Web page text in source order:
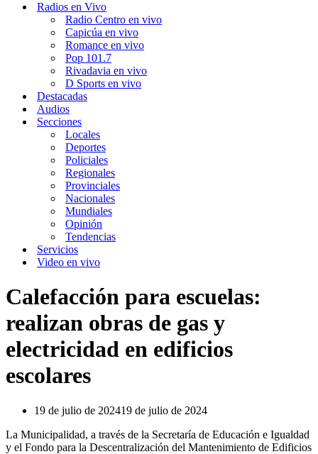
Radios en Vivo
Radio Centro en vivo
Capicúa en vivo
Romance en vivo
Pop 101.7
Rivadavia en vivo
D Sports en vivo
Destacadas
Audios
Secciones
Locales
Deportes
Policiales
Regionales
Provinciales
Nacionales
Mundiales
Opinión
Tendencias
Servicios
Video en vivo
Calefacción para escuelas:
realizan obras de gas y
electricidad en edificios
escolares
19 de julio de 202419 de julio de 2024
La Municipalidad, a través de la Secretaría de Educación e Igualdad
y el Fondo para la Descentralización del Mantenimiento de Edificios